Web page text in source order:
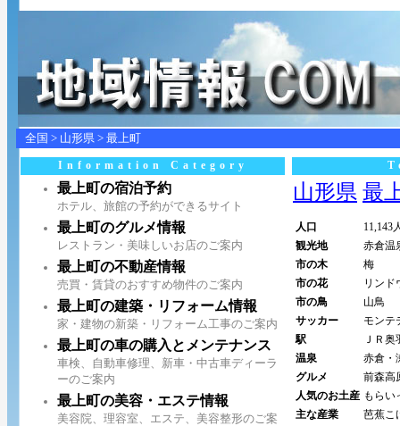
全国 > 山形県 > 最上町
Information Category
最上町の宿泊予約
ホテル、旅館の予約ができるサイト
最上町のグルメ情報
レストラン・美味しいお店のご案内
最上町の不動産情報
売買・賃貸のおすすめ物件のご案内
最上町の建築・リフォーム情報
家・建物の新築・リフォーム工事のご案内
最上町の車の購入とメンテナンス
車検、自動車修理、新車・中古車ディーラ
ーのご案内
最上町の美容・エステ情報
美容院、理容室、エステ、美容整形のご案
山形県 最
人口
11,143
観光地
赤倉温
市の木
梅
市の花
リンド
市の鳥
山鳥
サッカー
モンテ
駅
ＪＲ
温泉
赤倉・
グルメ
前森高
人気のお土産 もらい
主な産業
芭蕉こ